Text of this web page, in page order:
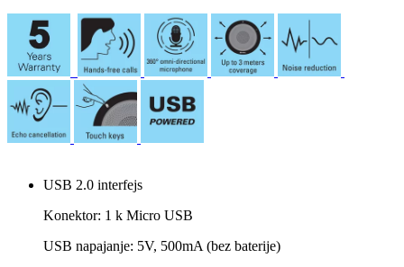
USB 2.0 interfejs
Konektor: 1 k Micro USB
USB napajanje: 5V, 500mA (bez baterije)